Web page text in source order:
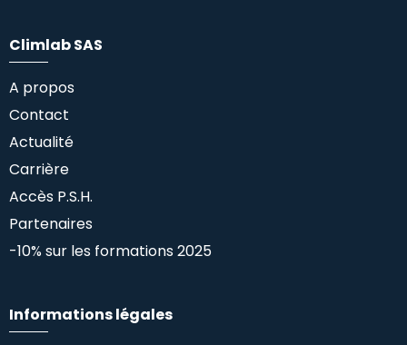
Climlab SAS
A propos
Contact
Actualité
Carrière
Accès P.S.H.
Partenaires
-10% sur les formations 2025
Informations légales